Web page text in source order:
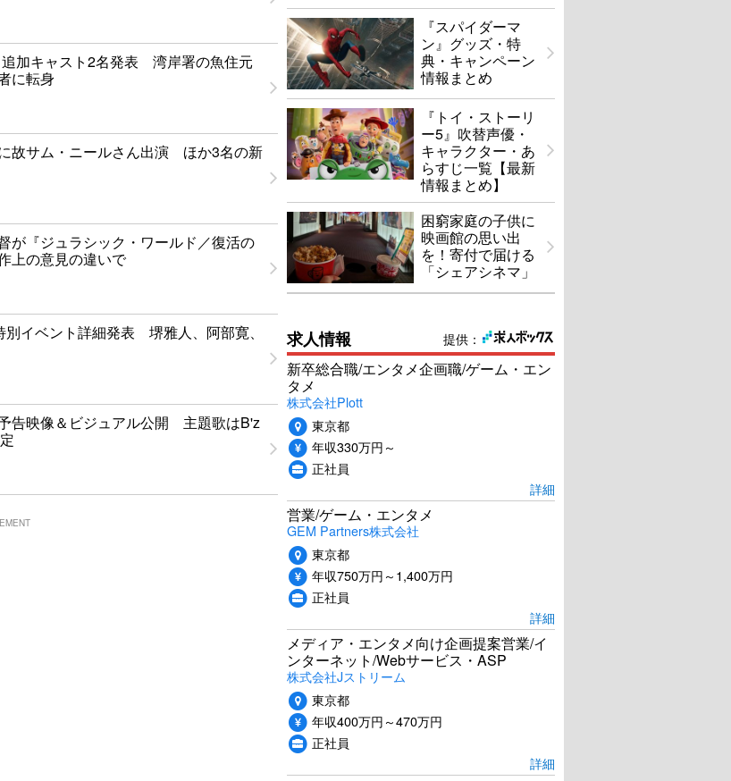
追加キャスト2名発表 湾岸署の魚住元
に転身
故サム・ニールさん出演 ほか3名の新
が『ジュラシック・ワールド／復活の
上の意見の違いで
別イベント詳細発表 堺雅人、阿部寛、
告映像＆ビジュアル公開 主題歌はB'z
『スパイダーマ
ン』グッズ・特
典・キャンペーン
情報まとめ
『トイ・ストーリ
ー5』吹替声優・
キャラクター・あ
らすじ一覧【最新
情報まとめ】
困窮家庭の子供に
映画館の思い出
を！寄付で届ける
「シェアシネマ」
提供：
求人情報
新卒総合職/エンタメ企画職/ゲーム・エン
タメ
株式会社Plott
東京都
年収330万円～
正社員
詳細
営業/ゲーム・エンタメ
GEM Partners株式会社
東京都
年収750万円～1,400万円
正社員
詳細
メディア・エンタメ向け企画提案営業/イ
ンターネット/Webサービス・ASP
株式会社Jストリーム
東京都
年収400万円～470万円
正社員
詳細